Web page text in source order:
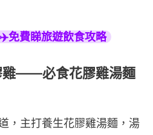
費睇旅遊飲食攻略
雞——必食花膠雞湯麵
，主打養生花膠雞湯麵，湯